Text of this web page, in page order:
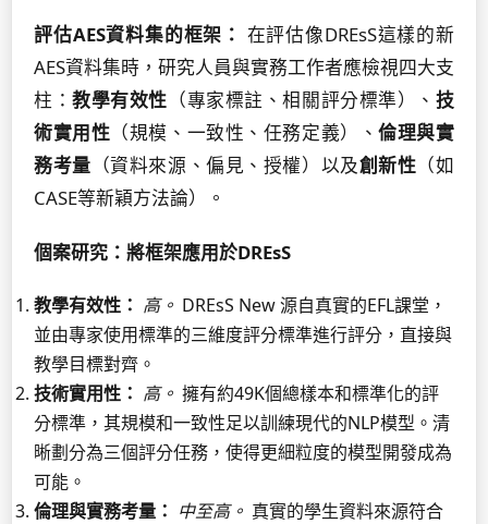
評估AES資料集的框架： 在評估像DREsS這樣的新
AES資料集時，研究人員與實務工作者應檢視四大支
柱：教學有效性 （專家標註、相關評分標準）、技
術實用性 （規模、一致性、任務定義）、倫理與實
務考量 （資料來源、偏見、授權）以及創新性 （如
CASE等新穎方法論）。
個案研究：將框架應用於DREsS
教學有效性： 高。 DREsS New 源自真實的EFL課堂，
並由專家使用標準的三維度評分標準進行評分，直接與
教學目標對齊。
技術實用性： 高。 擁有約49K個總樣本和標準化的評
分標準，其規模和一致性足以訓練現代的NLP模型。清
晰劃分為三個評分任務，使得更細粒度的模型開發成為
可能。
倫理與實務考量： 中至高。 真實的學生資料來源符合